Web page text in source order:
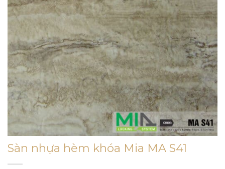
Sàn nhựa hèm khóa Mia MA S41